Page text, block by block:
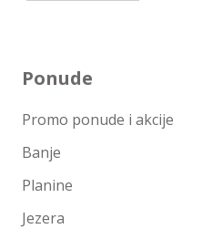
Ponude
Promo ponude i akcije
Banje
Planine
Jezera